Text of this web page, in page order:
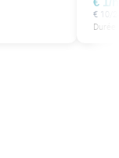
€ 10/
Durée